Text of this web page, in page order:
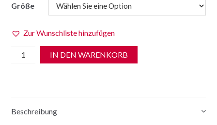
Größe
Zur Wunschliste hinzufügen
DONAU
CLASSIC
IN DEN WARENKORB
Beschreibung